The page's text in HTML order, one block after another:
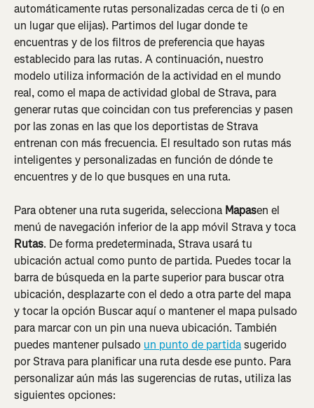
automáticamente rutas personalizadas cerca de ti (o en
un lugar que elijas). Partimos del lugar donde te
encuentras y de los filtros de preferencia que hayas
establecido para las rutas. A continuación, nuestro
modelo utiliza información de la actividad en el mundo
real, como el mapa de actividad global de Strava, para
generar rutas que coincidan con tus preferencias y pasen
por las zonas en las que los deportistas de Strava
entrenan con más frecuencia. El resultado son rutas más
inteligentes y personalizadas en función de dónde te
encuentres y de lo que busques en una ruta.
Para obtener una ruta sugerida, selecciona Mapasen el
menú de navegación inferior de la app móvil Strava y toca
Rutas. De forma predeterminada, Strava usará tu
ubicación actual como punto de partida. Puedes tocar la
barra de búsqueda en la parte superior para buscar otra
ubicación, desplazarte con el dedo a otra parte del mapa
y tocar la opción Buscar aquí o mantener el mapa pulsado
para marcar con un pin una nueva ubicación. También
puedes mantener pulsado un punto de partida sugerido
por Strava para planificar una ruta desde ese punto. Para
personalizar aún más las sugerencias de rutas, utiliza las
siguientes opciones: